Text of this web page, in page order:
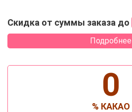
Скидка от суммы заказа до
Подробнее
0
% КАКАО